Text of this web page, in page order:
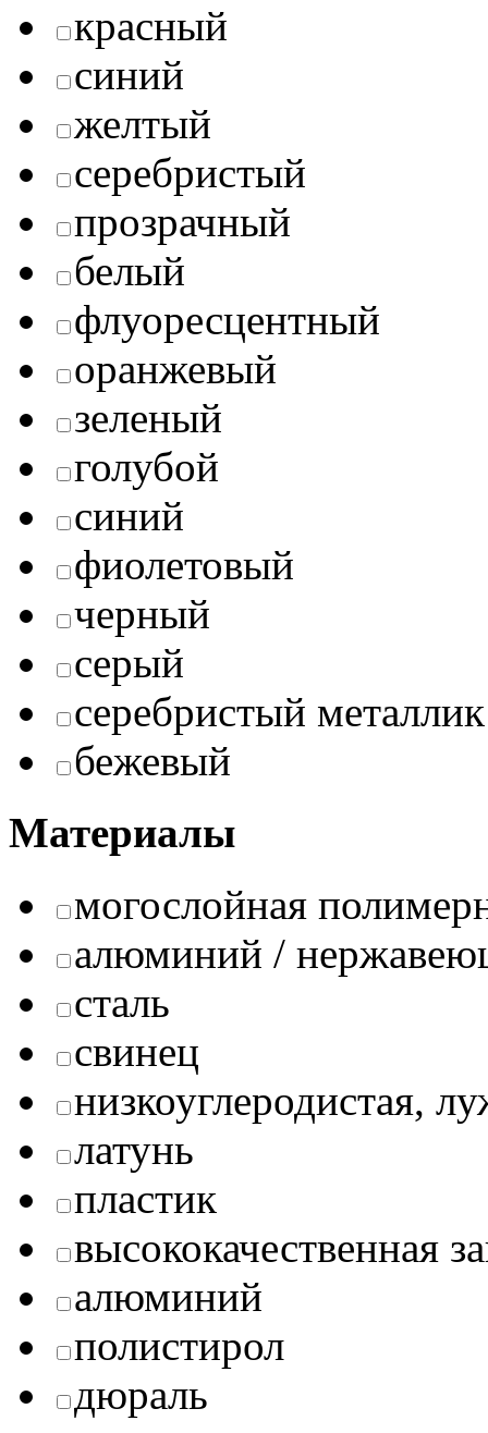
красный
синий
желтый
серебристый
прозрачный
белый
флуоресцентный
оранжевый
зеленый
голубой
синий
фиолетовый
черный
серый
серебристый металлик
бежевый
Материалы
могослойная
алюминий /
сталь
свинец
низкоуглеродистая,
латунь
пластик
высококачественная
алюминий
полистирол
дюраль